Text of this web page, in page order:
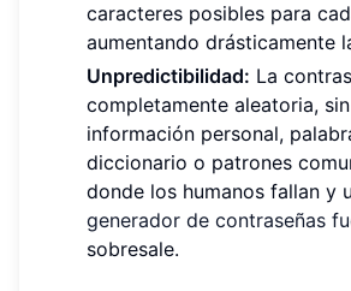
caracteres posibles para
aumentando drásticamente
Unpredictibilidad: La
completamente aleatoria,
información personal,
diccionario o patrones
donde los humanos fallan y
generador de contraseñas
sobresale.